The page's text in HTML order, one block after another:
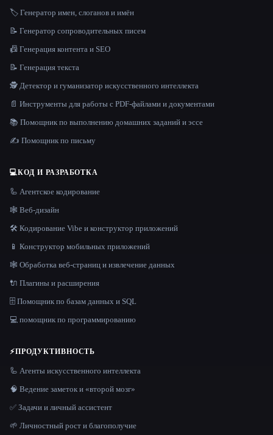
🏷️ Генератор имен, слоганов и имён
📝 Генератор сопроводительных писем
📠 Генерация контента и SEO
📝 Генерация текста
🕵️ Детектор и гуманизатор искусственного интеллекта
📄 Инструменты для работы с PDF-файлами и документами
📚 Помощник по выполнению домашних заданий и эссе
✍️ Помощник по письму
💻КОД И РАЗРАБОТКА
🦾 Агентское кодирование
🕸 Веб-дизайн
🛠️ Кодирование Vibe и конструктор приложений
📱 Конструктор мобильных приложений
🕸️ Обработка веб-страниц и извлечение данных
🔌 Плагины и расширения
🗄️ Помощник по базам данных и SQL
💻 помощник по программированию
⚡ПРОДУКТИВНОСТЬ
🦾 Агенты искусственного интеллекта
🧠 Ведение заметок и «второй мозг»
✅ Задачи и личный ассистент
🌱 Личностный рост и благополучие